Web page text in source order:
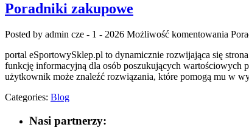
Poradniki zakupowe
Posted by admin cze - 1 - 2026 Możliwość komentowania
portal eSportowySklep.pl to dynamicznie rozwijająca się
funkcję informacyjną dla osób poszukujących wartościowych
użytkownik może znaleźć rozwiązania, które pomogą mu w
Categories: Blog
Nasi partnerzy: